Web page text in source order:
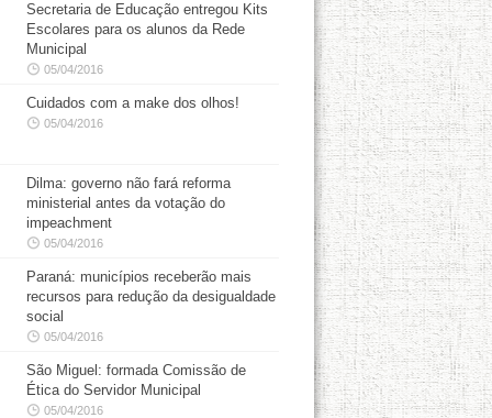
Secretaria de Educação entregou Kits
Escolares para os alunos da Rede
Municipal
05/04/2016
Cuidados com a make dos olhos!
05/04/2016
Dilma: governo não fará reforma
ministerial antes da votação do
impeachment
05/04/2016
Paraná: municípios receberão mais
recursos para redução da desigualdade
social
05/04/2016
São Miguel: formada Comissão de
Ética do Servidor Municipal
05/04/2016